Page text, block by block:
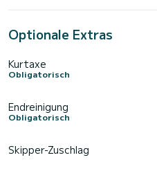
Optionale Extras
Kurtaxe
Obligatorisch
Endreinigung
Obligatorisch
Skipper-Zuschlag